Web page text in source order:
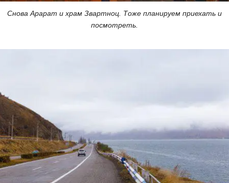
Снова Арарат и храм Звартноц. Тоже планируем приехать и
посмотреть.